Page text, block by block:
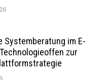
Systemberatung im E-
zur